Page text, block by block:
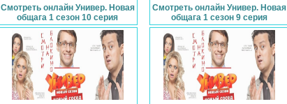
Смотреть онлайн Универ. Новая
общага 1 сезон 10 серия
Смотреть онлайн Универ. Новая
общага 1 сезон 9 серия